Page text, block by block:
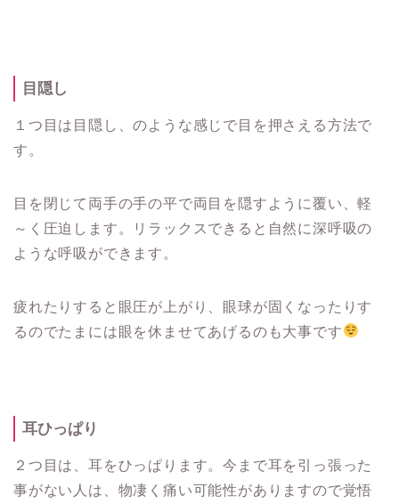
目隠し
１つ目は目隠し、のような感じで目を押さえる方法で
す。
目を閉じて両手の手の平で両目を隠すように覆い、軽
～く圧迫します。リラックスできると自然に深呼吸の
ような呼吸ができます。
疲れたりすると眼圧が上がり、眼球が固くなったりす
るのでたまには眼を休ませてあげるのも大事です
耳ひっぱり
２つ目は、耳をひっぱります。今まで耳を引っ張った
事がない人は、物凄く痛い可能性がありますので覚悟